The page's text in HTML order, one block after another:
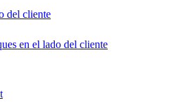
del cliente
en el lado del cliente